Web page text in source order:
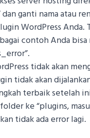
ganti nama atau
WordPress Anda.
contoh Anda
tidak akan
tidak akan
terbaik setelah
ke “plugins,
tidak ada error lagi.